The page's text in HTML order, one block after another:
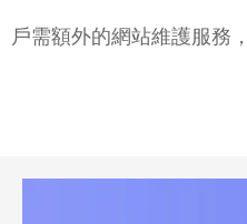
戶需額外的網站維護服務